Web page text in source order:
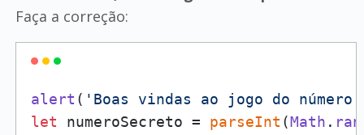
Faça a correção:
alert ( 'Boas vindas ao jogo do
let numeroSecreto = parseInt (Math .